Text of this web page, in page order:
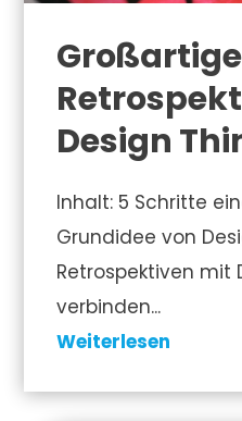
Großartige
Design
Inhalt: 5 Schritte
Grundidee von
Retrospektiven mit
verbinden...
Weiterlesen